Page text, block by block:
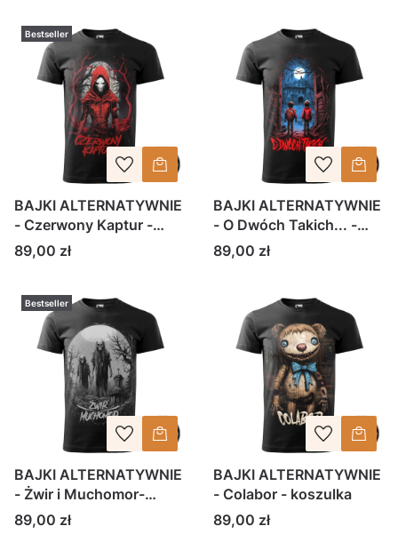
Bestseller
BAJKI ALTERNATYWNIE
- Czerwony Kaptur -
koszulka
Cena
89,00 zł
BAJKI ALTERNATYWNIE
- O Dwóch Takich... -
koszulka
Cena
89,00 zł
Bestseller
BAJKI ALTERNATYWNIE
- Żwir i Muchomor-
koszulka
Cena
89,00 zł
BAJKI ALTERNATYWNIE
- Colabor - koszulka
Cena
89,00 zł